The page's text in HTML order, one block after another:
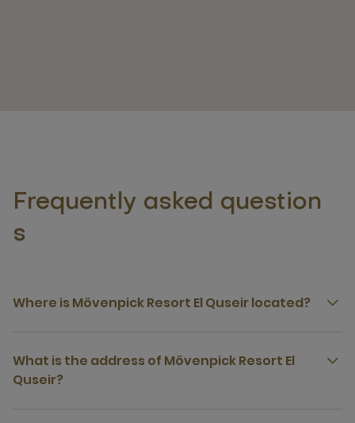
Frequently asked question
s
Where is Mövenpick Resort El Quseir located?
What is the address of Mövenpick Resort El
Quseir?